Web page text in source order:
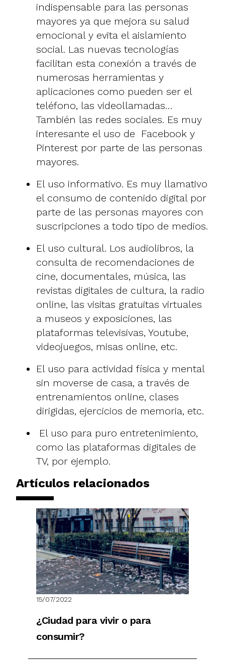
indispensable para las personas
mayores ya que mejora su salud
emocional y evita el aislamiento
social. Las nuevas tecnologías
facilitan esta conexión a través de
numerosas herramientas y
aplicaciones como pueden ser el
teléfono, las videollamadas…
También las redes sociales. Es muy
interesante el uso de Facebook y
Pinterest por parte de las personas
mayores.
El uso informativo. Es muy llamativo
el consumo de contenido digital por
parte de las personas mayores con
suscripciones a todo tipo de medios.
El uso cultural. Los audiolibros, la
consulta de recomendaciones de
cine, documentales, música, las
revistas digitales de cultura, la radio
online, las visitas gratuitas virtuales
a museos y exposiciones, las
plataformas televisivas, Youtube,
videojuegos, misas online, etc.
El uso para actividad física y mental
sin moverse de casa, a través de
entrenamientos online, clases
dirigidas, ejercicios de memoria, etc.
El uso para puro entretenimiento,
como las plataformas digitales de
TV, por ejemplo.
Artículos relacionados
15/07/2022
¿Ciudad para vivir o para
consumir?